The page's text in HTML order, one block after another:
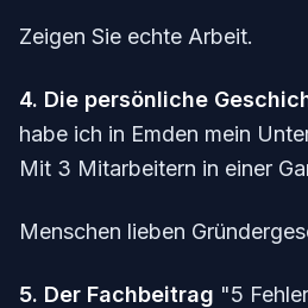
Zeigen Sie echte Arbeit.
4. Die persönliche
habe ich in Emden mein
Mit 3 Mitarbeitern in einer
Menschen lieben
5. Der Fachbeitrag "5